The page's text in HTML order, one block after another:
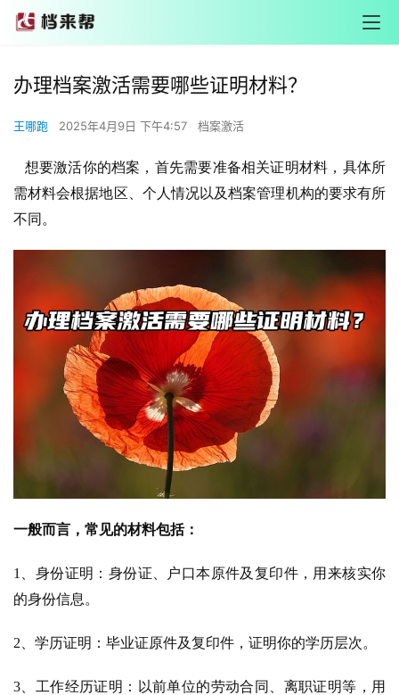
办理档案激活需要哪些证明材料？
王哪跑 2025年4月9日 下午4:57 档案激活
想要激活你的档案，首先需要准备相关证明材料，具体所
需材料会根据地区、个人情况以及档案管理机构的要求有所
不同。
一般而言，常见的材料包括：
1、身份证明：身份证、户口本原件及复印件，用来核实你
的身份信息。
2、学历证明：毕业证原件及复印件，证明你的学历层次。
3、工作经历证明：以前单位的劳动合同、离职证明等，用